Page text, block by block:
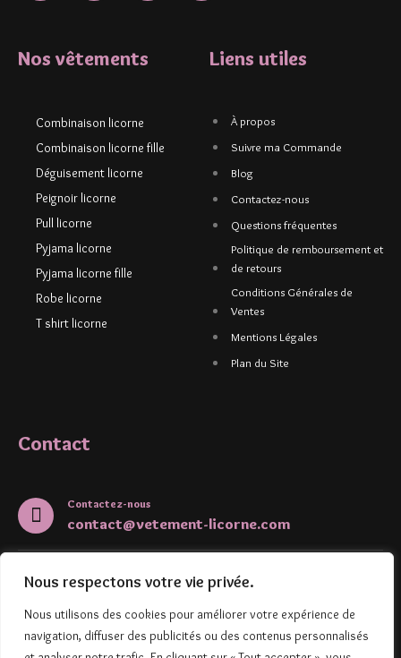
Nous respectons votre vie privée.
Nous utilisons des cookies pour améliorer votre expérience de
navigation, diffuser des publicités ou des contenus personnalisés
Nos vêtements
Combinaison licorne
Combinaison licorne fille
Déguisement licorne
Peignoir licorne
Pull licorne
Pyjama licorne
Pyjama licorne fille
Robe licorne
T shirt licorne
Liens utiles
À propos
Suivre ma Commande
Blog
Contactez-nous
Questions fréquentes
Politique de remboursement et
de retours
Conditions Générales de
Ventes
Mentions Légales
Plan du Site
Contact
Contactez-nous
contact@vetement-licorne.com
5 Rue de l'Aubépine
67000, Strasbourg